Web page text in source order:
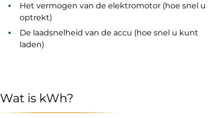
Het vermogen van de elektromotor (hoe snel u
optrekt)
De laadsnelheid van de accu (hoe snel u kunt
laden)
Wat is kWh?